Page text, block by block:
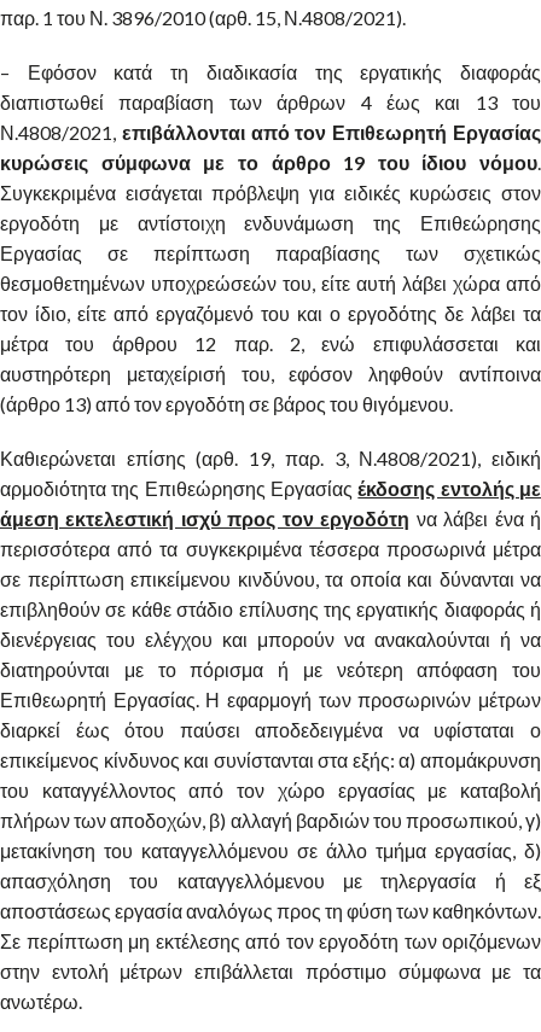
παρ. 1 του Ν. 3896/2010 (αρθ. 15, Ν.4808/2021).
– Εφόσον κατά τη διαδικασία της εργατικής διαφοράς
διαπιστωθεί παραβίαση των άρθρων 4 έως και 13 του
Ν.4808/2021, επιβάλλονται από τον Επιθεωρητή Εργασίας
κυρώσεις σύμφωνα με το άρθρο 19 του ίδιου νόμου.
Συγκεκριμένα εισάγεται πρόβλεψη για ειδικές κυρώσεις στον
εργοδότη με αντίστοιχη ενδυνάμωση της Επιθεώρησης
Εργασίας σε περίπτωση παραβίασης των σχετικώς
θεσμοθετημένων υποχρεώσεών του, είτε αυτή λάβει χώρα από
τον ίδιο, είτε από εργαζόμενό του και ο εργοδότης δε λάβει τα
μέτρα του άρθρου 12 παρ. 2, ενώ επιφυλάσσεται και
αυστηρότερη μεταχείρισή του, εφόσον ληφθούν αντίποινα
(άρθρο 13) από τον εργοδότη σε βάρος του θιγόμενου.
Καθιερώνεται επίσης (αρθ. 19, παρ. 3, Ν.4808/2021), ειδική
αρμοδιότητα της Επιθεώρησης Εργασίαςέκδοσης εντολής με
άμεση εκτελεστική ισχύ προς τον εργοδότη να λάβει ένα ή
περισσότερα από τα συγκεκριμένα τέσσερα προσωρινά μέτρα
σε περίπτωση επικείμενου κινδύνου, τα οποία και δύνανται να
επιβληθούν σε κάθε στάδιο επίλυσης της εργατικής διαφοράς ή
διενέργειας του ελέγχου και μπορούν να ανακαλούνται ή να
διατηρούνται με το πόρισμα ή με νεότερη απόφαση του
Επιθεωρητή Εργασίας. Η εφαρμογή των προσωρινών μέτρων
διαρκεί έως ότου παύσει αποδεδειγμένα να υφίσταται ο
επικείμενος κίνδυνος και συνίστανται στα εξής: α) απομάκρυνση
του καταγγέλλοντος από τον χώρο εργασίας με καταβολή
πλήρων των αποδοχών, β) αλλαγή βαρδιών του προσωπικού, γ)
μετακίνηση του καταγγελλόμενου σε άλλο τμήμα εργασίας, δ)
απασχόληση του καταγγελλόμενου με τηλεργασία ή εξ
αποστάσεως εργασία αναλόγως προς τη φύση των καθηκόντων.
Σε περίπτωση μη εκτέλεσης από τον εργοδότη των οριζόμενων
στην εντολή μέτρων επιβάλλεται πρόστιμο σύμφωνα με τα
ανωτέρω.